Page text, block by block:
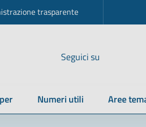
trasparente
Seguici su
Numeri utili Aree